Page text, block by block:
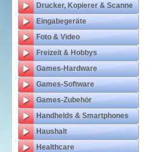
Drucker, Kopierer & Scanne
Eingabegeräte
Foto & Video
Freizeit & Hobbys
Games-Hardware
Games-Software
Games-Zubehör
Handhelds & Smartphones
Haushalt
Healthcare